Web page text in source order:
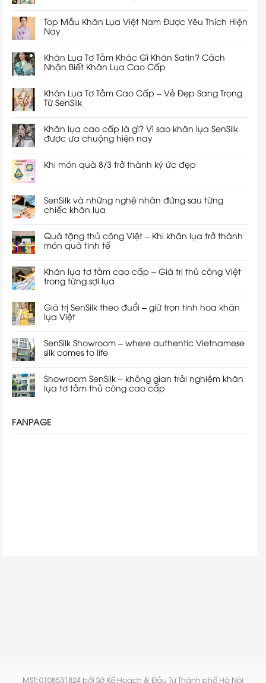
Top Mẫu Khăn Lụa Việt Nam Được Yêu Thích Hiện
Nay
Khăn Lụa Tơ Tằm Khác Gì Khăn Satin? Cách
Nhận Biết Khăn Lụa Cao Cấp
Khăn Lụa Tơ Tằm Cao Cấp – Vẻ Đẹp Sang Trọng
Từ SenSilk
Khăn lụa cao cấp là gì? Vì sao khăn lụa SenSilk
được ưa chuộng hiện nay
Khi món quà 8/3 trở thành ký ức đẹp
SenSilk và những nghệ nhân đứng sau từng
chiếc khăn lụa
Quà tặng thủ công Việt – Khi khăn lụa trở thành
món quà tinh tế
Khăn lụa tơ tằm cao cấp – Giá trị thủ công Việt
trong từng sợi lụa
Giá trị SenSilk theo đuổi – giữ trọn tinh hoa khăn
lụa Việt
SenSilk Showroom – where authentic Vietnamese
silk comes to life
Showroom SenSilk – không gian trải nghiệm khăn
lụa tơ tằm thủ công cao cấp
FANPAGE
MST: 0108531824 bởi Sở Kế Hoạch & Đầu Tư Thành phố Hà Nội